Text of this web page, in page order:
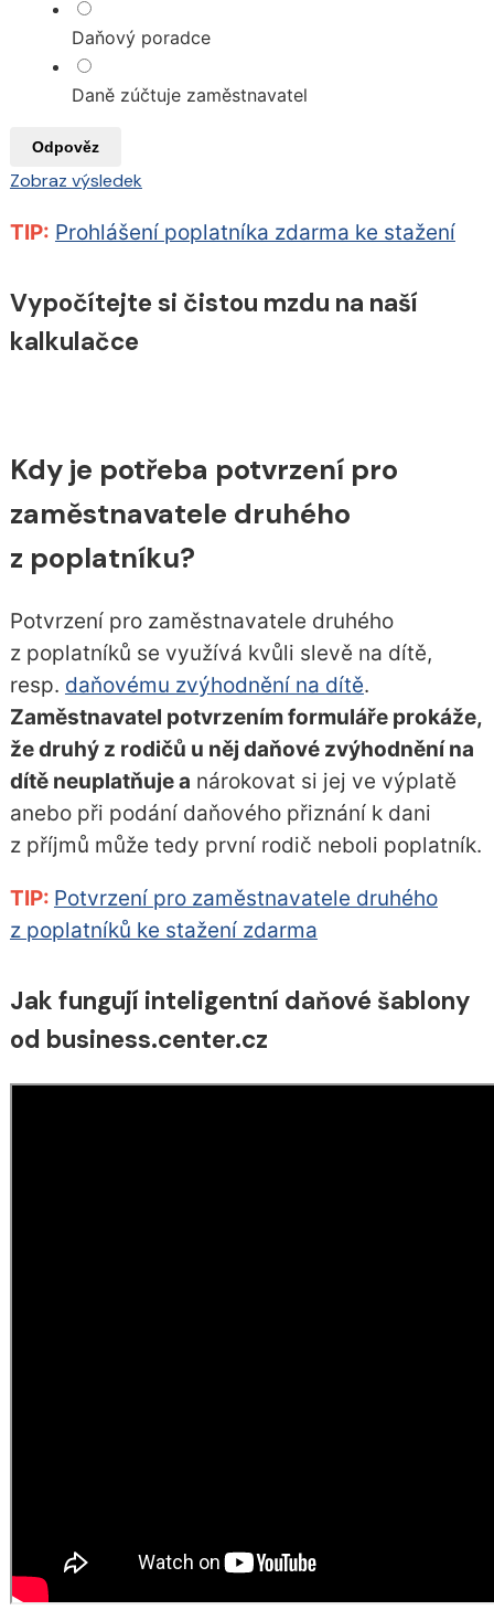
Daňový poradce
Daně zúčtuje zaměstnavatel
Odpověz
Zobraz výsledek
TIP: Prohlášení poplatníka zdarma ke stažení
Vypočítejte si čistou mzdu na naší
kalkulačce
Kdy je potřeba potvrzení pro
zaměstnavatele druhého
z poplatníku?
Potvrzení pro zaměstnavatele druhého
z poplatníků se využívá kvůli slevě na dítě,
resp. daňovému zvýhodnění na dítě.
Zaměstnavatel potvrzením formuláře prokáže,
že druhý z rodičů u něj daňové zvýhodnění na
dítě neuplatňuje a nárokovat si jej ve výplatě
anebo při podání daňového přiznání k dani
z příjmů může tedy první rodič neboli poplatník.
TIP: Potvrzení pro zaměstnavatele druhého
z poplatníků ke stažení zdarma
Jak fungují inteligentní daňové šablony
od business.center.cz